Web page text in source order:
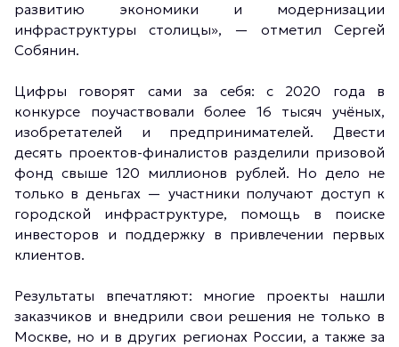
развитию экономики и модернизации
инфраструктуры столицы», — отметил Сергей
Собянин.
Цифры говорят сами за себя: с 2020 года в
конкурсе поучаствовали более 16 тысяч учёных,
изобретателей и предпринимателей. Двести
десять проектов-финалистов разделили призовой
фонд свыше 120 миллионов рублей. Но дело не
только в деньгах — участники получают доступ к
городской инфраструктуре, помощь в поиске
инвесторов и поддержку в привлечении первых
клиентов.
Результаты впечатляют: многие проекты нашли
заказчиков и внедрили свои решения не только в
Москве, но и в других регионах России, а также за